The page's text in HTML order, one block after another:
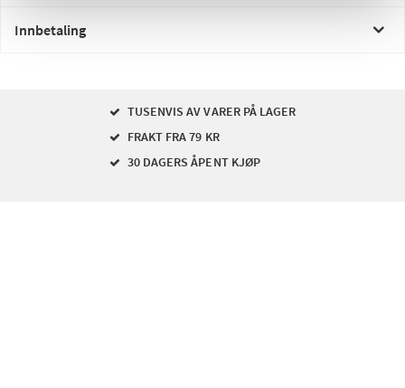
Innbetaling
TUSENVIS AV VARER PÅ LAGER
FRAKT FRA 79 KR
30 DAGERS ÅPENT KJØP